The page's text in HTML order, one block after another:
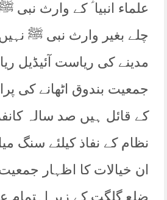
علماء انبیا ؑ کے وارث نبی
چلے بغیر وارث نبی ﷺ
مدینے کی ریاست آئیڈیل
جمعیت بندوق اٹھانے کی
کے قائل ہیں صد سالہ
نظام کے نفاذ کیلئے سنگ
ان خیالات کا اظہار
ضلع گلگت کے زیر اہتمام